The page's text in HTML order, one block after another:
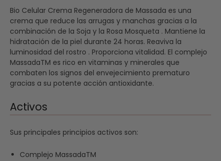
Bio Celular Crema Regeneradora de Massada es una
crema que reduce las arrugas y manchas gracias a la
combinación de la Soja y la Rosa Mosqueta . Mantiene la
hidratación de la piel durante 24 horas. Reaviva la
luminosidad del rostro . Proporciona vitalidad. El complejo
MassadaTM es rico en vitaminas y minerales que
combaten los signos del envejecimiento prematuro
gracias a su potente acción antioxidante.
Activos
Sus principales principios activos son:
Complejo MassadaTM